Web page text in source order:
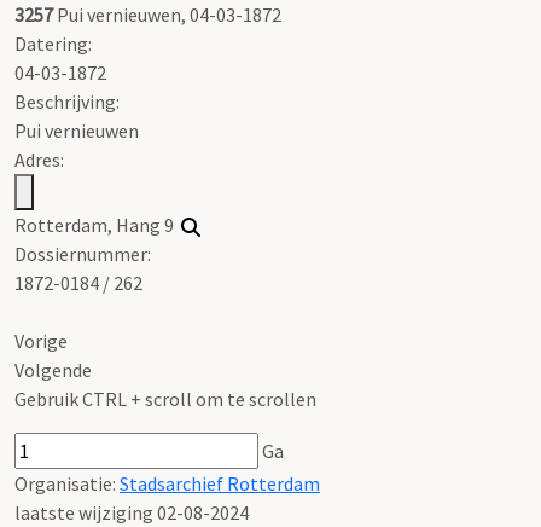
3257Pui vernieuwen, 04-03-1872
Datering:
04-03-1872
Beschrijving:
Pui vernieuwen
Adres:
Rotterdam, Hang 9
Dossiernummer:
1872-0184 / 262
Vorige
Volgende
Gebruik CTRL + scroll om te scrollen
Ga
Organisatie: Stadsarchief Rotterdam
laatste wijziging 02-08-2024